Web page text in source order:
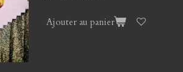
Ajouter au panier